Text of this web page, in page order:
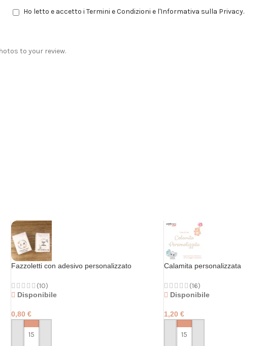
Ho letto e accetto i Termini e Condizioni e l'Informativa sulla Privacy.
to your review.
Fazzoletti con adesivo personalizzato
(10)
Disponibile
0,80€
PERSONALIZZA
Calamita personalizzata
(16)
Disponibile
1,20 €
PERSONALIZZA